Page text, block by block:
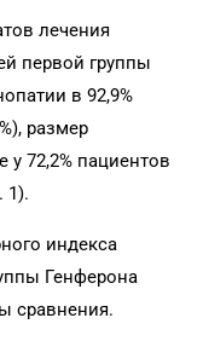
лечения
первой группы
в 92,9%
размер
у 72,2% пациентов
1).
индекса
Генферона
сравнения.